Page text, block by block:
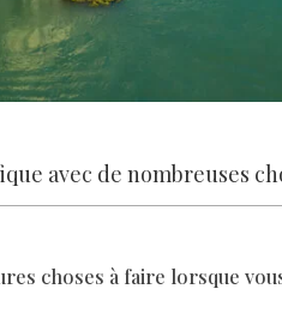
avec de nombreuses
choses à faire lorsque